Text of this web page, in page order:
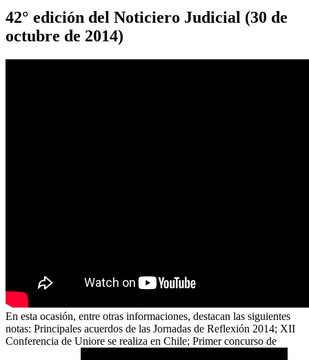
42° edición del Noticiero Judicial (30 de
octubre de 2014)
En esta ocasión, entre otras informaciones, destacan las siguientes
notas: Principales acuerdos de las Jornadas de Reflexión 2014; XII
Conferencia de Uniore se realiza en Chile; Primer concurso de